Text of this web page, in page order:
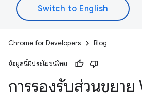
Chrome for Developers Blog
ข้อมูลนี้มีประโยชน์ไหม
การรองรับส่วนขยา